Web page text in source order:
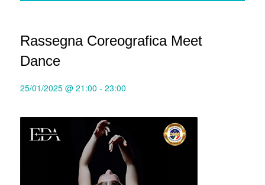
Rassegna Coreografica Meet
Dance
25/01/2025 @ 21:00 - 23:00